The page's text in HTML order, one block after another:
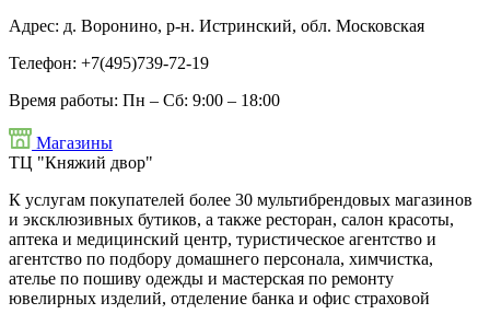
Адрес: д. Воронино, р-н. Истринский, обл. Московская
Телефон: +7(495)739-72-19
Время работы: Пн – Сб: 9:00 – 18:00
Магазины
ТЦ "Княжий двор"
К услугам покупателей более 30 мультибрендовых магазинов
и эксклюзивных бутиков, а также ресторан, салон красоты,
аптека и медицинский центр, туристическое агентство и
агентство по подбору домашнего персонала, химчистка,
ателье по пошиву одежды и мастерская по ремонту
ювелирных изделий, отделение банка и офис страховой